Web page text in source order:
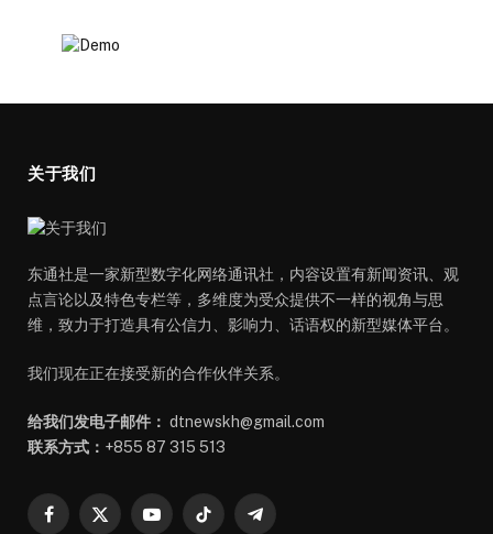
关于我们
东通社是一家新型数字化网络通讯社，内容设置有新闻资讯、观
点言论以及特色专栏等，多维度为受众提供不一样的视角与思
维，致力于打造具有公信力、影响力、话语权的新型媒体平台。
我们现在正在接受新的合作伙伴关系。
给我们发电子邮件： dtnewskh@gmail.com
联系方式： +855 87 315 513
Facebook
X
YouTubeTikTok Telegram